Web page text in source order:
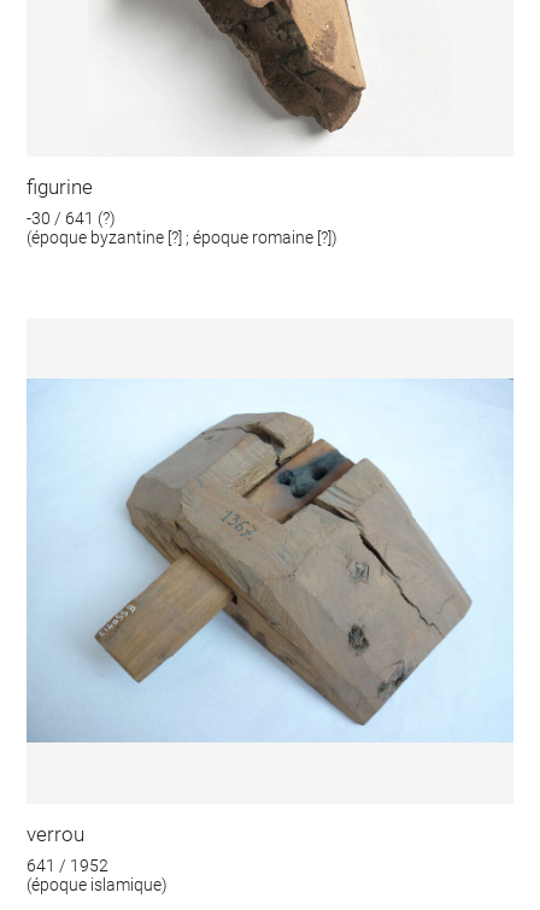
figurine
-30 / 641 (?)
(époque byzantine [?] ; époque romaine [?])
verrou
641 / 1952
(époque islamique)